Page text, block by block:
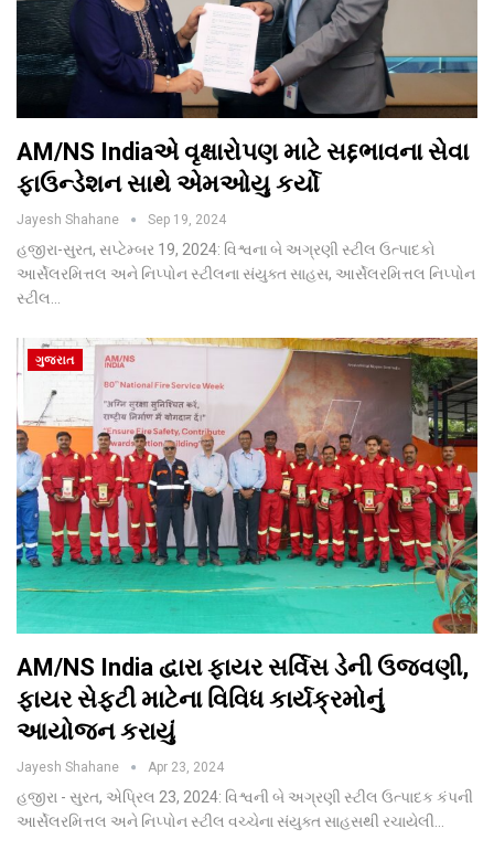
AM/NS Indiaએ વૃક્ષારોપણ માટે સદ્દભાવના સેવા
ફાઉન્ડેશન સાથે એમઓયુ કર્યો
Jayesh Shahane Sep 19, 2024
હજીરા-સુરત, સપ્ટેમ્બર 19, 2024: વિશ્વના બે અગ્રણી સ્ટીલ ઉત્પાદકો
આર્સેલરમિત્તલ અને નિપ્પોન સ્ટીલના સંયુક્ત સાહસ, આર્સેલરમિત્તલ નિપ્પોન
સ્ટીલ…
ગુજરાત
AM/NS India દ્વારા ફાયર સર્વિસ ડેની ઉજવણી,
ફાયર સેફ્ટી માટેના વિવિધ કાર્યક્રમોનું
આયોજન કરાયું
Jayesh Shahane Apr 23, 2024
હજીરા - સુરત, એપ્રિલ 23, 2024: વિશ્વની બે અગ્રણી સ્ટીલ ઉત્પાદક કંપની
આર્સેલરમિત્તલ અને નિપ્પોન સ્ટીલ વચ્ચેના સંયુક્ત સાહસથી રચાયેલી…